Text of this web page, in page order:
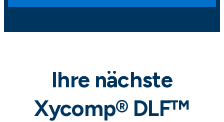
Ihre nächste
Xycomp® DLF™